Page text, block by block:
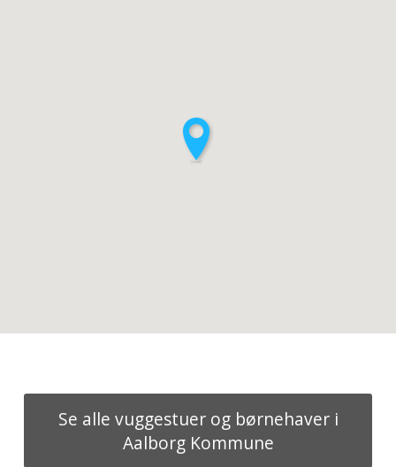
Se alle vuggestuer og børnehaver i
Aalborg Kommune